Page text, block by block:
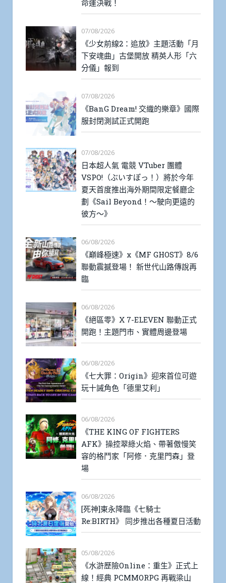
命運決戰！
07/08/2026
《少女前線2：追放》主題活動「月
下安魂曲」古堡開放 精英人形「六
分儀」報到
07/08/2026
《BanG Dream! 交織的樂章》國際
服封閉測試正式開跑
07/08/2026
日本超人氣 電競 VTuber 團體
VSPO!（ぶいすぽっ！）將於今年
夏天首度推出海外期間限定餐廳企
劃《Sail Beyond！～駛向更遠的
彼方～》
06/08/2026
《巔峰極速》x《MF GHOST》8/6
聯動震撼登場！ 新世代山路傳說再
臨
06/08/2026
《絕區零》X 7-ELEVEN 聯動正式
開跑！主題門市、實體周邊登場
06/08/2026
《七大罪：Origin》迎來首位可遊
玩十誡角色「德里艾利」
06/08/2026
《THE KING OF FIGHTERS
AFK》操控翠綠火焰、帶著傲慢笑
容的格鬥家「阿修．克里門森」登
場
06/08/2026
[死神]東永降臨《七騎士
Re:BIRTH》 同步推出各種夏日活動
05/08/2026
《水滸歷險Online：重生》正式上
線！經典 PCMMORPG 再戰梁山